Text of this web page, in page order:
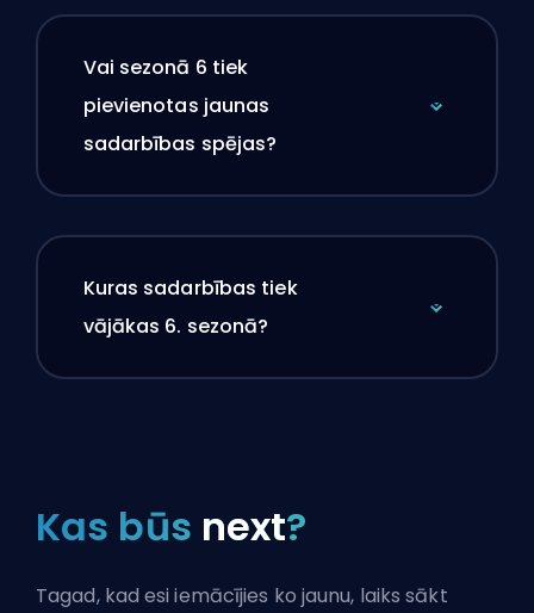
Vai sezonā 6 tiek
pievienotas jaunas
sadarbības spējas?
Kuras sadarbības tiek
vājākas 6. sezonā?
Kas būs next?
Tagad, kad esi iemācījies ko jaunu, laiks sākt